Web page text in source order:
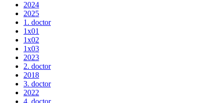
2024
2025
1. doctor
1x01
1x02
1x03
2023
2. doctor
2018
3. doctor
2022